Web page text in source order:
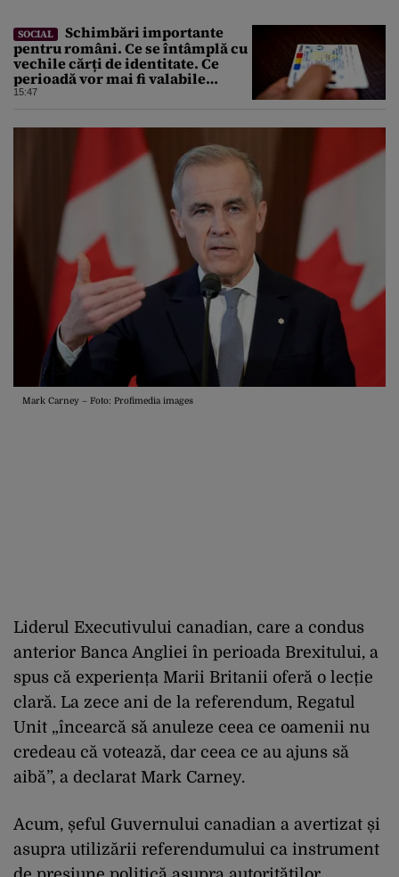
SOCIAL
Schimbări importante
pentru români. Ce se întâmplă cu
vechile cărți de identitate. Ce
perioadă vor mai fi valabile
buletinele clasice
15:47
Mark Carney – Foto: Profimedia images
Liderul Executivului canadian, care a condus
anterior Banca Angliei în perioada Brexitului, a
spus că experiența Marii Britanii oferă o lecție
clară. La zece ani de la referendum, Regatul
Unit „încearcă să anuleze ceea ce oamenii nu
credeau că votează, dar ceea ce au ajuns să
aibă”, a declarat Mark Carney.
Acum, șeful Guvernului canadian a avertizat și
asupra utilizării referendumului ca instrument